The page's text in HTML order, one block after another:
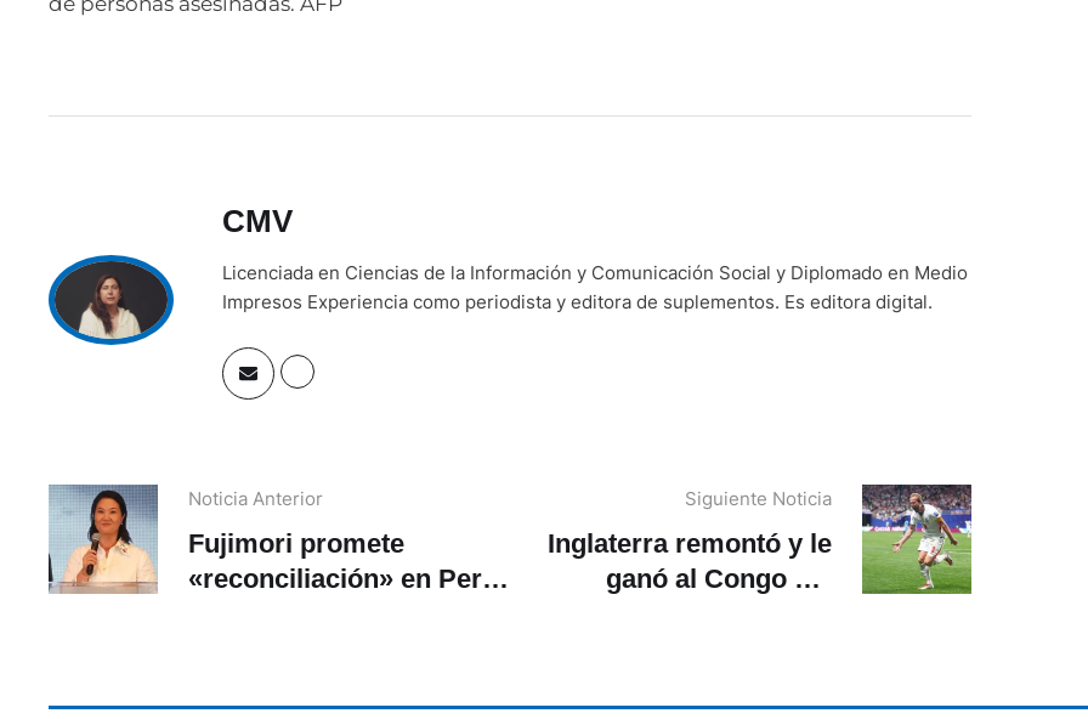
CMV
Licenciada en Ciencias de la Información y Comunicación Social y Diplomado en Medio
Impresos Experiencia como periodista y editora de suplementos. Es editora digital.
Noticia Anterior
Fujimori promete
«reconciliación» en Perú
Siguiente Noticia
Inglaterra remontó y le
ganó al Congo del